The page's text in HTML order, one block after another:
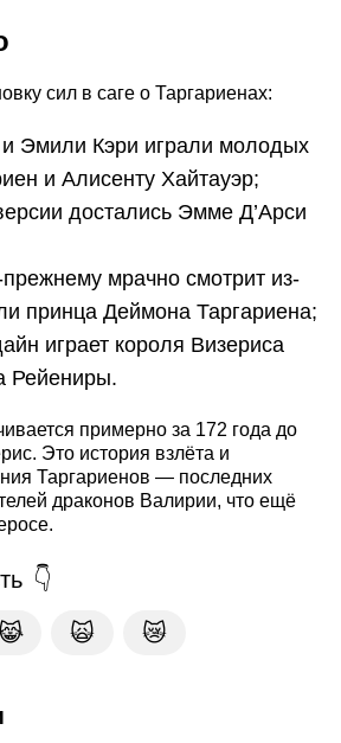
сил в саге о Таргариенах:
Эмили Кэри играли молодых
и Алисенту Хайтауэр;
достались Эмме Д’Арси
мрачно смотрит из-
принца Деймона Таргариена;
играет короля Визериса
Рейениры.
примерно за 172 года до
Это история взлёта и
Таргариенов — последних
драконов Валирии, что ещё
🙀 😿